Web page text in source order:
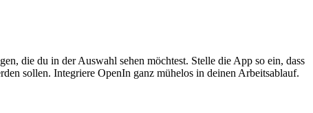
die du in der Auswahl sehen möchtest. Stelle die App so ein, dass
sollen. Integriere OpenIn ganz mühelos in deinen Arbeitsablauf.